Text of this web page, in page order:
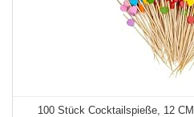
100 Stück Cocktailspieße, 12